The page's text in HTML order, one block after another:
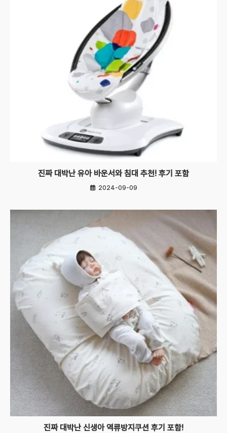
진짜 대박난 유아 바운서와 침대 추천! 후기 포함
2024-09-09
진짜 대박난 신생아 역류방지쿠션 후기 포함!